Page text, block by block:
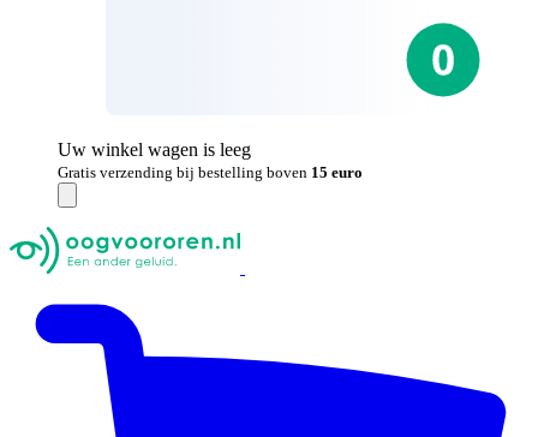
Uw winkel wagen is leeg
Gratis verzending bij bestelling boven 15 euro